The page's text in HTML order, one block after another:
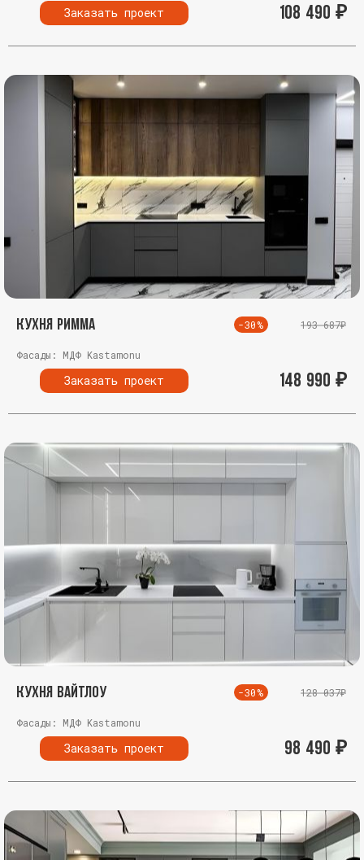
Заказать проект 108 490 ₽
Кухня Римма -30% 193 687₽
Фасады: МДФ Kastamonu
Заказать проект 148 990 ₽
Кухня Вайтлоу -30% 128 037₽
Фасады: МДФ Kastamonu
Заказать проект 98 490 ₽